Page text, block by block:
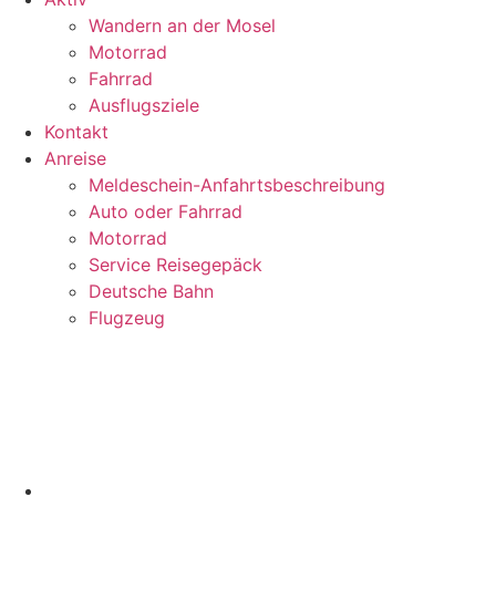
Wandern an der Mosel
Motorrad
Fahrrad
Ausflugsziele
Kontakt
Anreise
Meldeschein-Anfahrtsbeschreibung
Auto oder Fahrrad
Motorrad
Service Reisegepäck
Deutsche Bahn
Flugzeug